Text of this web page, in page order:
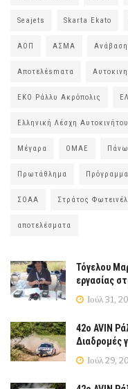
Seajets Skarta Ekato
ΑΟΠ ΑΣΜΑ Ανάβαση
Αποτελέsmατα
ΕΚΟ Ράλλυ Ακρόπολις
Ελληνική Λέσχη
Μέγαρα ΟΜΑΕ
Πρωτάθλημα Πρόγραμμα
ΣΟΑΑ Στράτος
αποτελέσματα
Τόγελου
εργασίας
Ιούλ 31,
42ο AVIN
Διαδρομές
Ιούλ 29,